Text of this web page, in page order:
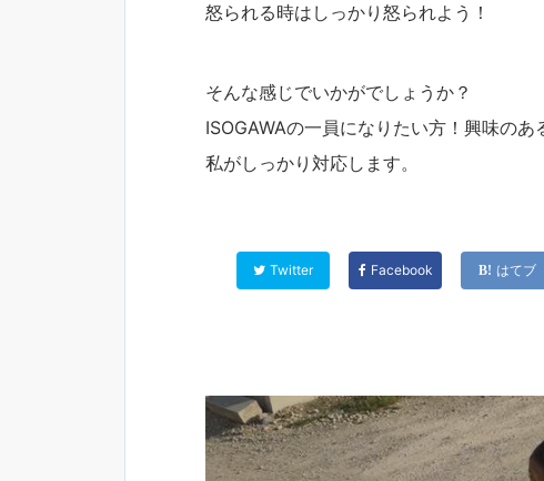
怒られる時はしっかり怒られよう！
そんな感じでいかがでしょうか？
ISOGAWAの一員になりたい方！興味のあ
私がしっかり対応します。
Twitter Facebook はてブ